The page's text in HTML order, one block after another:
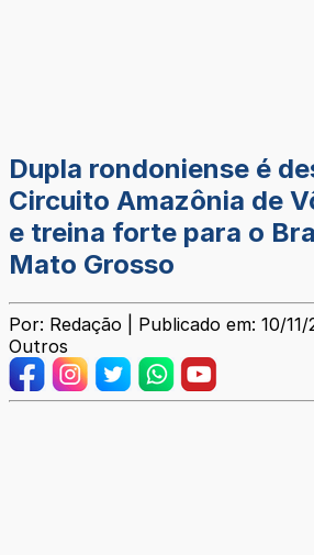
Dupla rondoniense é
Circuito Amazônia de
e treina forte para o
Mato Grosso
Por: Redação | Publicado em: 10/
Outros